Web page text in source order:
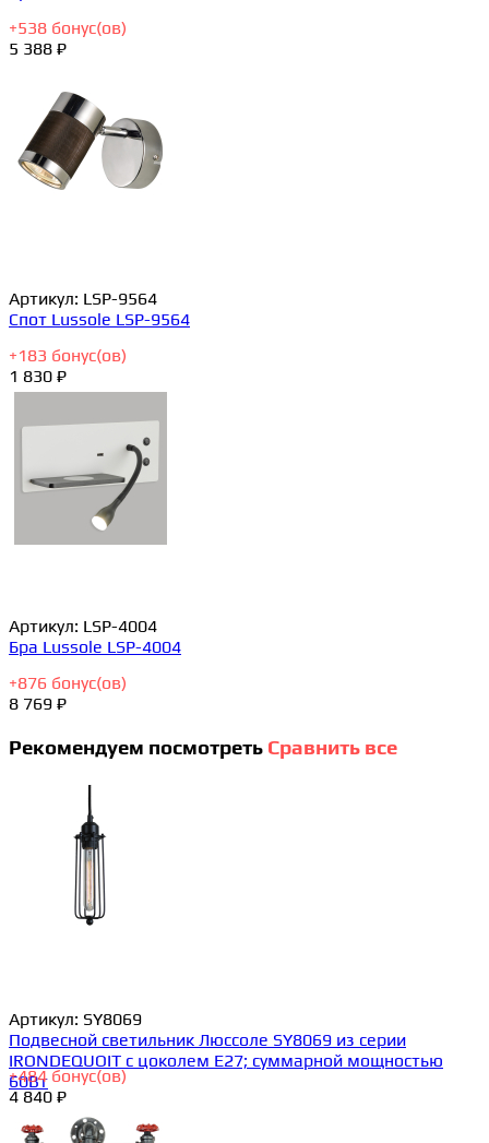
+538 бонус(ов)
5 388 ₽
Артикул: LSP-9564
Спот Lussole LSP-9564
+183 бонус(ов)
1 830 ₽
Артикул: LSP-4004
Бра Lussole LSP-4004
+876 бонус(ов)
8 769 ₽
Рекомендуем посмотреть Сравнить все
Артикул: SY8069
Подвесной светильник Люссоле SY8069 из серии
IRONDEQUOIT с цоколем E27; суммарной мощностью
60Вт
+484 бонус(ов)
4 840 ₽